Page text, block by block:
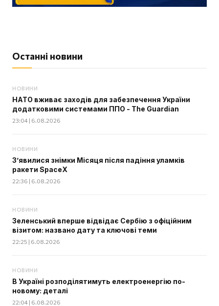
Останні новини
НОВИНИ
НАТО вживає заходів для забезпечення України
додатковими системами ППО - The Guardian
23:04 | 6.08.2026
НОВИНИ
З’явилися знімки Місяця після падіння уламків
ракети SpaceX
22:36 | 6.08.2026
НОВИНИ
Зеленський вперше відвідає Сербію з офіційним
візитом: названо дату та ключові теми
22:25 | 6.08.2026
НОВИНИ
В Україні розподілятимуть електроенергію по-
новому: деталі
22:04 | 6.08.2026